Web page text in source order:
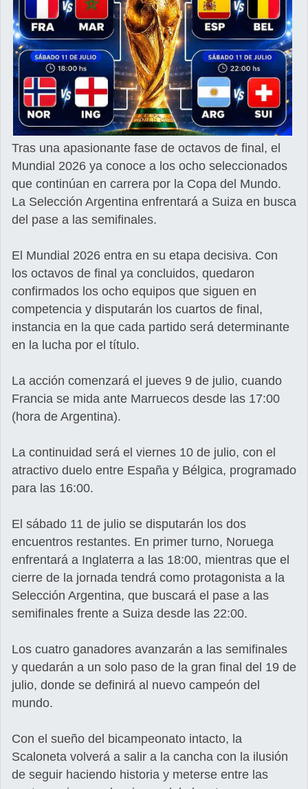
Tras una apasionante fase de octavos de final, el
Mundial 2026 ya conoce a los ocho seleccionados
que continúan en carrera por la Copa del Mundo.
La Selección Argentina enfrentará a Suiza en busca
del pase a las semifinales.
El Mundial 2026 entra en su etapa decisiva. Con
los octavos de final ya concluidos, quedaron
confirmados los ocho equipos que siguen en
competencia y disputarán los cuartos de final,
instancia en la que cada partido será determinante
en la lucha por el título.
La acción comenzará el jueves 9 de julio, cuando
Francia se mida ante Marruecos desde las 17:00
(hora de Argentina).
La continuidad será el viernes 10 de julio, con el
atractivo duelo entre España y Bélgica, programado
para las 16:00.
El sábado 11 de julio se disputarán los dos
encuentros restantes. En primer turno, Noruega
enfrentará a Inglaterra a las 18:00, mientras que el
cierre de la jornada tendrá como protagonista a la
Selección Argentina, que buscará el pase a las
semifinales frente a Suiza desde las 22:00.
Los cuatro ganadores avanzarán a las semifinales
y quedarán a un solo paso de la gran final del 19 de
julio, donde se definirá al nuevo campeón del
mundo.
Con el sueño del bicampeonato intacto, la
Scaloneta volverá a salir a la cancha con la ilusión
de seguir haciendo historia y meterse entre las